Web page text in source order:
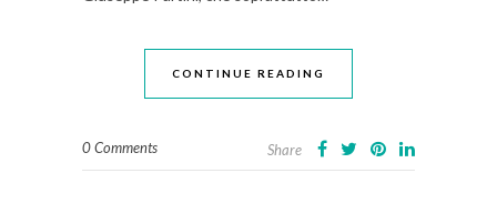
CONTINUE READING
0 Comments Share